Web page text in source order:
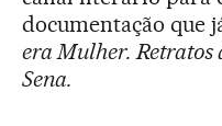
documentação que
era Mulher. Retratos
Sena.